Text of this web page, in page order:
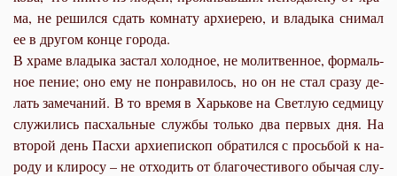
ма, не ре­шил­ся сдать ком­на­ту ар­хи­ерею, и вла­ды­ка сни­мал
ее в дру­гом кон­це го­ро­да.
В хра­ме вла­ды­ка за­стал хо­лод­ное, не мо­лит­вен­ное, фор­маль­
ное пе­ние; оно ему не по­нра­ви­лось, но он не стал сра­зу де­
лать за­ме­ча­ний. В то вре­мя в Харь­ко­ве на Свет­лую сед­ми­цу
слу­жи­лись пас­халь­ные служ­бы толь­ко два пер­вых дня. На
вто­рой день Пас­хи ар­хи­епи­скоп об­ра­тил­ся с прось­бой к на­
ро­ду и кли­ро­су – не от­хо­дить от бла­го­че­сти­во­го обы­чая слу­